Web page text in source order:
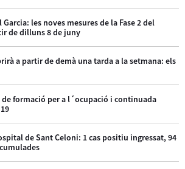
les noves mesures de la Fase 2 del
de dilluns 8 de juny
a partir de demà una tarda a la setmana: els
de formació per a l´ocupació i continuada
de Sant Celoni: 1 cas positiu ingressat, 94